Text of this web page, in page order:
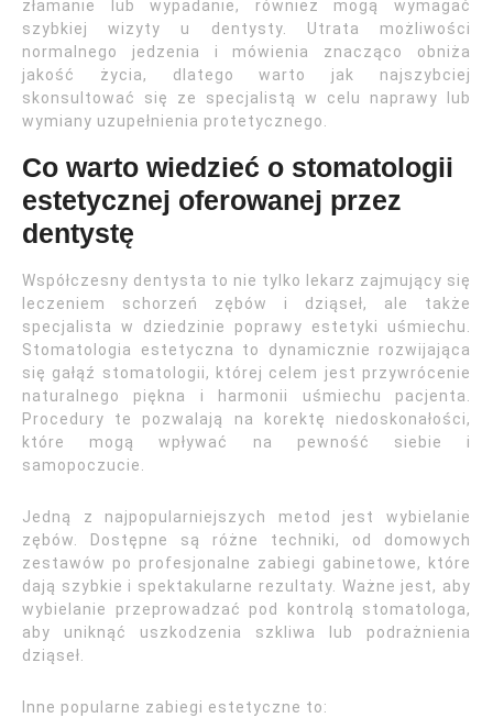
złamanie lub wypadanie, również mogą wymagać
szybkiej wizyty u dentysty. Utrata możliwości
normalnego jedzenia i mówienia znacząco obniża
jakość życia, dlatego warto jak najszybciej
skonsultować się ze specjalistą w celu naprawy lub
wymiany uzupełnienia protetycznego.
Co warto wiedzieć o stomatologii
estetycznej oferowanej przez
dentystę
Współczesny dentysta to nie tylko lekarz zajmujący się
leczeniem schorzeń zębów i dziąseł, ale także
specjalista w dziedzinie poprawy estetyki uśmiechu.
Stomatologia estetyczna to dynamicznie rozwijająca
się gałąź stomatologii, której celem jest przywrócenie
naturalnego piękna i harmonii uśmiechu pacjenta.
Procedury te pozwalają na korektę niedoskonałości,
które mogą wpływać na pewność siebie i
samopoczucie.
Jedną z najpopularniejszych metod jest wybielanie
zębów. Dostępne są różne techniki, od domowych
zestawów po profesjonalne zabiegi gabinetowe, które
dają szybkie i spektakularne rezultaty. Ważne jest, aby
wybielanie przeprowadzać pod kontrolą stomatologa,
aby uniknąć uszkodzenia szkliwa lub podrażnienia
dziąseł.
Inne popularne zabiegi estetyczne to: